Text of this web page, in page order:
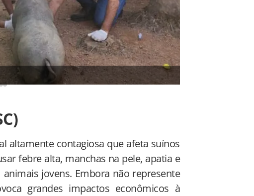
altamente contagiosa que afeta suínos
febre alta, manchas na pele, apatia e
jovens. Embora não represente
grandes impactos econômicos à